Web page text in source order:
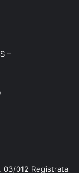
–
03/012 Registrata